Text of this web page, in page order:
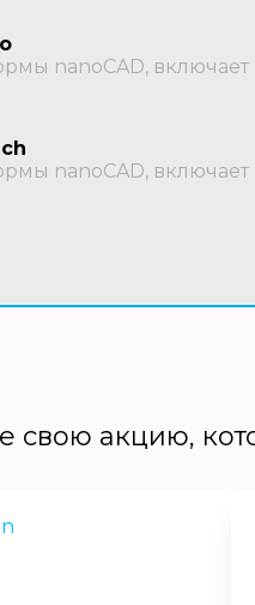
nanoCAD, включает
nanoCAD, включает
свою акцию,